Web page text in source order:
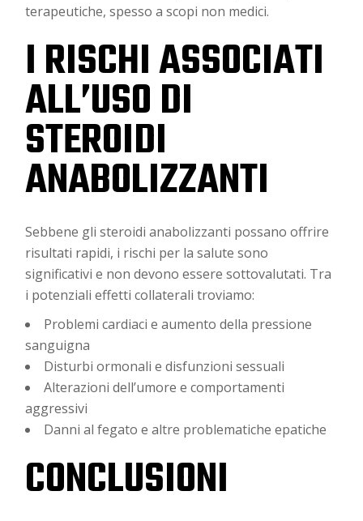
terapeutiche, spesso a scopi non medici.
I RISCHI ASSOCIATI
ALL’USO DI
STEROIDI
ANABOLIZZANTI
Sebbene gli steroidi anabolizzanti possano offrire
risultati rapidi, i rischi per la salute sono
significativi e non devono essere sottovalutati. Tra
i potenziali effetti collaterali troviamo:
Problemi cardiaci e aumento della pressione
sanguigna
Disturbi ormonali e disfunzioni sessuali
Alterazioni dell’umore e comportamenti
aggressivi
Danni al fegato e altre problematiche epatiche
CONCLUSIONI